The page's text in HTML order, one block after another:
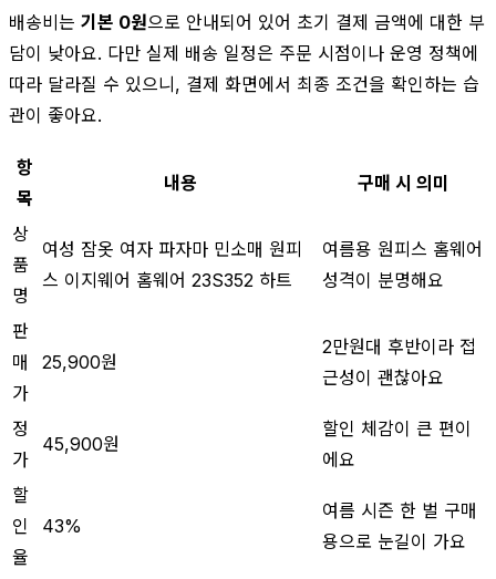
배송비는 기본 0원으로 안내되어 있어 초기 결제 금액에 대한 부
담이 낮아요. 다만 실제 배송 일정은 주문 시점이나 운영 정책에
따라 달라질 수 있으니, 결제 화면에서 최종 조건을 확인하는 습
관이 좋아요.
항
목
내용 구매 시 의미
상
품
명
여성 잠옷 여자 파자마 민소매 원피
스 이지웨어 홈웨어 23S352 하트
여름용 원피스 홈웨어
성격이 분명해요
판
매
가
25,900원
2만원대 후반이라 접
근성이 괜찮아요
정
가
45,900원
할인 체감이 큰 편이
에요
할
인
율
43%
여름 시즌 한 벌 구매
용으로 눈길이 가요